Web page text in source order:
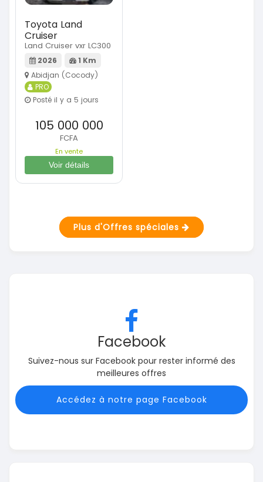
Toyota Land
Cruiser
Land Cruiser vxr LC300
2026
1 Km
Abidjan (Cocody)
PRO
Posté il y a 5 jours
105 000 000
FCFA
En vente
Voir détails
Plus d'Offres spéciales
Facebook
Suivez-nous sur Facebook pour rester informé des
meilleures offres
Accédez à notre page Facebook